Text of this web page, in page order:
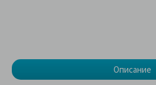
Описание